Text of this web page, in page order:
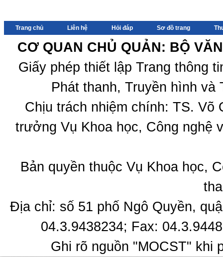
Trang chủ Liên hệ Hỏi đáp Sơ đồ trang
CƠ QUAN CHỦ QUẢN: BỘ
Giấy phép thiết lập Trang thông
Phát thanh, Truyền hình
Chịu trách nhiệm chính: TS.
trưởng Vụ Khoa học, Công nghệ
Bản quyền thuộc Vụ Khoa học,
Địa chỉ: số 51 phố Ngô Quyền,
04.3.9438234; Fax:
Ghi rõ nguồn "MOCST" khi